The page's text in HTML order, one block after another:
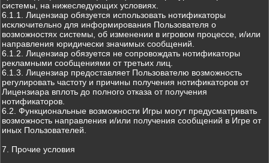
системы, на нижеследующих условиях.
6.1.1. Лицензиар обязуется использовать нотификаторы
исключительно для информирования Пользователя о
возможностях системы, об изменении в игровом процессе, и/или
направления юридически значимых сообщений.
6.1.2. Лицензиар обязуется не сопровождать нотификаторы
рекламными сообщениями от третьих лиц.
6.1.3. Лицензиар предоставляет Пользователю возможность
регулировать частоту и причины получения нотификаторов от
Лицензиара вплоть до полного отказа от получения
нотификаторов.
6.2. Функциональные возможности Игры могут предусматривать
возможность направления и/или получения сообщений в Игре от
иных Пользователей.
7. Прочие условия